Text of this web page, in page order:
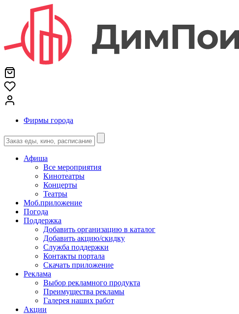
Фирмы города
Афиша
Все мероприятия
Кинотеатры
Концерты
Театры
Моб.приложение
Погода
Поддержка
Добавить организацию в каталог
Добавить акцию/скидку
Служба поддержки
Контакты портала
Скачать приложение
Реклама
Выбор рекламного продукта
Преимущества рекламы
Галерея наших работ
Акции